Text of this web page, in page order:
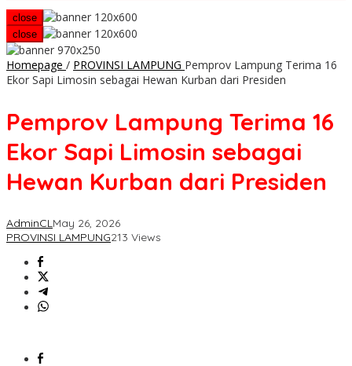
close
close
Homepage / PROVINSI LAMPUNG Pemprov Lampung Terima 16
Ekor Sapi Limosin sebagai Hewan Kurban dari Presiden
Pemprov Lampung Terima 16
Ekor Sapi Limosin sebagai
Hewan Kurban dari Presiden
AdminCLMay 26, 2026
PROVINSI LAMPUNG213 Views